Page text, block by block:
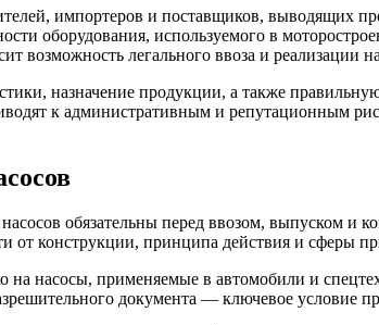
импортеров и поставщиков,
оборудования, используемого в
возможность легального ввоза и реализации
назначение продукции, а также
к административным и репутационным
обязательны перед ввозом, выпуском и
от конструкции, принципа действия и сферы
на насосы, применяемые в автомобили и
документа — ключевое условие